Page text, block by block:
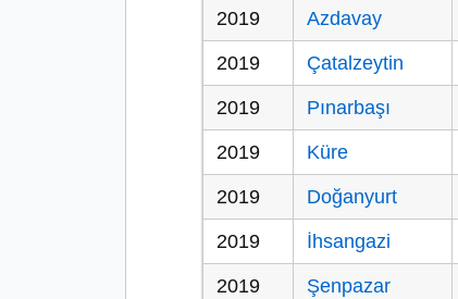
2019 Azdavay
2019 Çatalzeytin
2019 Pınarbaşı
2019 Küre
2019 Doğanyurt
2019 İhsangazi
2019 Şenpazar